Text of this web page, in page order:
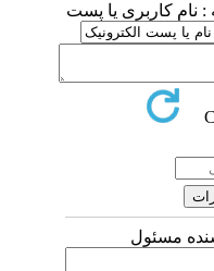
نام کاربری یا پست
مسئول